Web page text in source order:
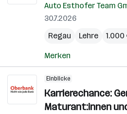
Auto Esthofer Team
30.7.2026
Regau
Lehre
Merken
Einblicke
Karrierechance:
Maturant:innen